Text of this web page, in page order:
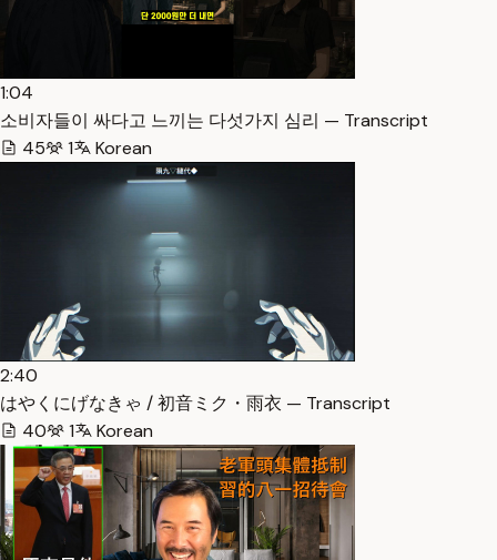
1:04
소비자들이 싸다고 느끼는 다섯가지 심리 — Transcript
45
1 Korean
2:40
はやくにげなきゃ / 初音ミク・雨衣 — Transcript
40
1 Korean